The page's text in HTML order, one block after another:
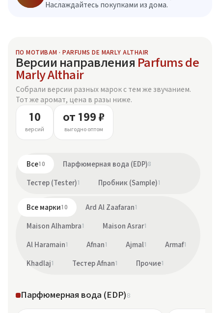
Наслаждайтесь покупками из дома.
ПО МОТИВАМ · PARFUMS DE MARLY ALTHAIR
Версии направления Parfums de
Marly Althair
Собрали версии разных марок с тем же звучанием.
Тот же аромат, цена в разы ниже.
10
версий
от 199 ₽
выгодно оптом
Все10 Парфюмерная вода (EDP)8
Тестер (Tester)1 Пробник (Sample)1
Все марки10 Ard Al Zaafaran1
Maison Alhambra1 Maison Asrar1
Al Haramain1 Afnan1 Ajmal 1 Armaf1
Khadlaj1 Тестер Afnan1 Прочие1
Парфюмерная вода (EDP)8